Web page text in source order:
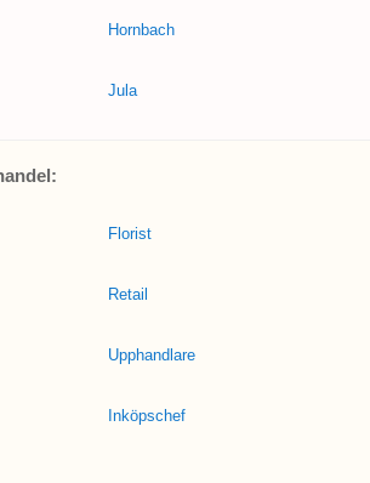
Hornbach
Jula
Florist
Retail
Upphandlare
Inköpschef